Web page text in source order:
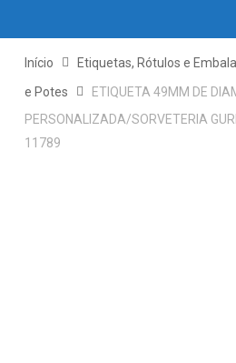
Início Etiquetas, Rótulos e
e Potes
ETIQUETA 49MM DE
PERSONALIZADA/SORVETERIA
11789